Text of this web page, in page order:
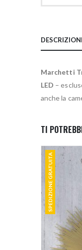
Marchetti
LED –
anche la
TI
SPEDIZIONE GRATUITA